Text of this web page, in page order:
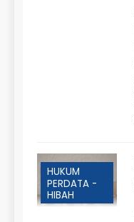
HUKUM
PERDATA -
HIBAH